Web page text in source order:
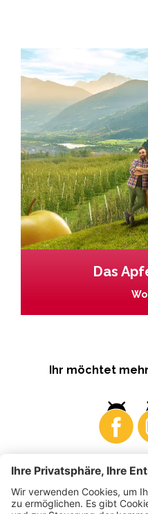
Das
Ihr möchtet
Business